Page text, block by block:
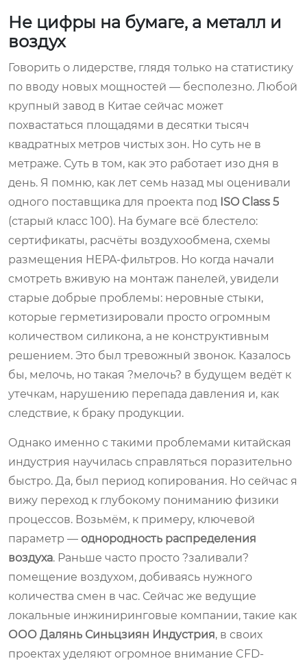
Не цифры на бумаге, а металл и
воздух
Говорить о лидерстве, глядя только на статистику
по вводу новых мощностей — бесполезно. Любой
крупный завод в Китае сейчас может
похвастаться площадями в десятки тысяч
квадратных метров чистых зон. Но суть не в
метраже. Суть в том, как это работает изо дня в
день. Я помню, как лет семь назад мы оценивали
одного поставщика для проекта под ISO Class 5
(старый класс 100). На бумаге всё блестело:
сертификаты, расчёты воздухообмена, схемы
размещения HEPA-фильтров. Но когда начали
смотреть вживую на монтаж панелей, увидели
старые добрые проблемы: неровные стыки,
которые герметизировали просто огромным
количеством силикона, а не конструктивным
решением. Это был тревожный звонок. Казалось
бы, мелочь, но такая ?мелочь? в будущем ведёт к
утечкам, нарушению перепада давления и, как
следствие, к браку продукции.
Однако именно с такими проблемами китайская
индустрия научилась справляться поразительно
быстро. Да, был период копирования. Но сейчас я
вижу переход к глубокому пониманию физики
процессов. Возьмём, к примеру, ключевой
параметр — однородность распределения
воздуха. Раньше часто просто ?заливали?
помещение воздухом, добиваясь нужного
количества смен в час. Сейчас же ведущие
локальные инжиниринговые компании, такие как
ООО Далянь Синьцзиян Индустрия, в своих
проектах уделяют огромное внимание CFD-